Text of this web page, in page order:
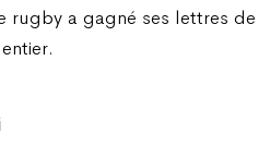
rugby a gagné ses lettres de